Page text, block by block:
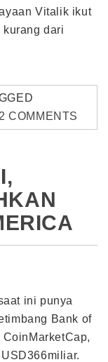
Vitalik ikut
dari
2 COMMENTS
ini punya
Bank of